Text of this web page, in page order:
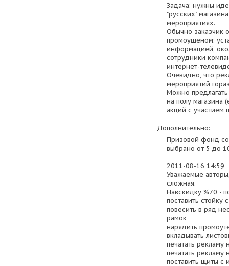
Задача: нужны
"русских"
мероприятиях.
Обычно заказчик
промоушеном:
информацией,
сотрудники
интернет-
Очевидно, что
мероприятий
Можно
на полу магазина
акций с участием
Дополнительно:
Призовой фонд
выбрано от 5 до
2011-08-16 14:59
Уважаемые
сложная.
Навскидку %70 -
поставить стойку
повесить в ряд
рамок
нарядить
вкладывать
печатать рекламу
печатать рекламу
поставить щиты с